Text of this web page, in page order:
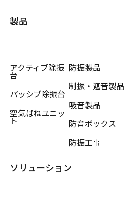
製品
アクティブ除振
台
パッシブ除振台
空気ばねユニッ
ト
防振製品
制振・遮音製品
吸音製品
防音ボックス
防振工事
ソリューション